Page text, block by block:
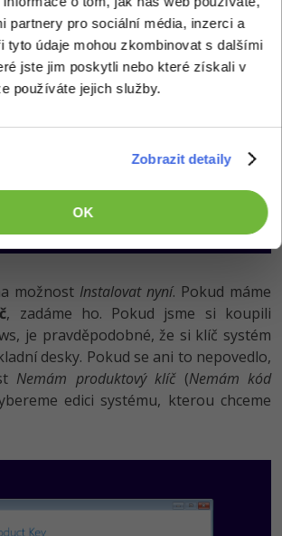
partnery pro sociální média, inzerci a
tyto údaje mohou zkombinovat s dalšími
jste jim poskytli nebo které získali v
používáte jejich služby.
Zobrazit detaily
OK
možnost Instalovat nyní. Pokud máme
, zadáme ho. Pokud jsme si koupili
je pravděpodobné, že si klíč systém
desky. Pokud se ani to nepovedlo,
Nemám produktový klíč(Nemám kód
edici systému, kterou chceme